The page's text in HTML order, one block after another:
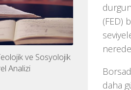
(FED)
daha
ve Sosyolojik
Analizi